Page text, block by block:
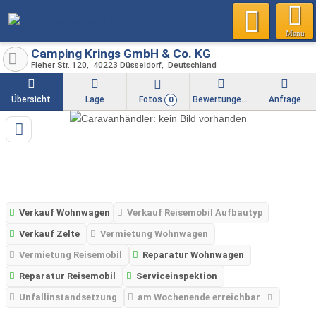
Menu
Camping Krings GmbH & Co. KG
Fleher Str. 120 40223 Düsseldorf Deutschland
Übersicht Lage Fotos 0 Bewertungen Anfrage
Verkauf Wohnwagen
Verkauf Reisemobil Aufbautyp
Verkauf Zelte
Vermietung Wohnwagen
Vermietung Reisemobil
Reparatur Wohnwagen
Reparatur Reisemobil
Serviceinspektion
Unfallinstandsetzung
am Wochenende erreichbar